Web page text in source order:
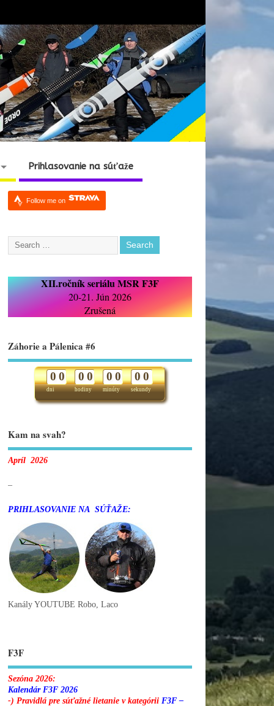
Prihlasovanie na súťaže
Follow me on
XII.ročník seriálu MSR F3F
20-21. Jún 2026
Zrušená
Záhorie a Pálenica #6
dni
0 0
hodiny
0 0
minúty
0 0
sekundy
0 0
Kam na svah?
Apríl 2026
–
PRIHLASOVANIE NA SÚŤAŽE:
Kanály YOUTUBE Robo, Laco
F3F
Sezóna 2026:
Kalendár F3F 2026
-) Pravidlá pre súťažné lietanie v kategórii F3F –